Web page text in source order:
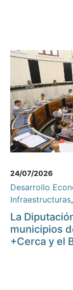
24/07/2026
Desarrollo
Infraestructuras,
La
municipios
+Cerca y el